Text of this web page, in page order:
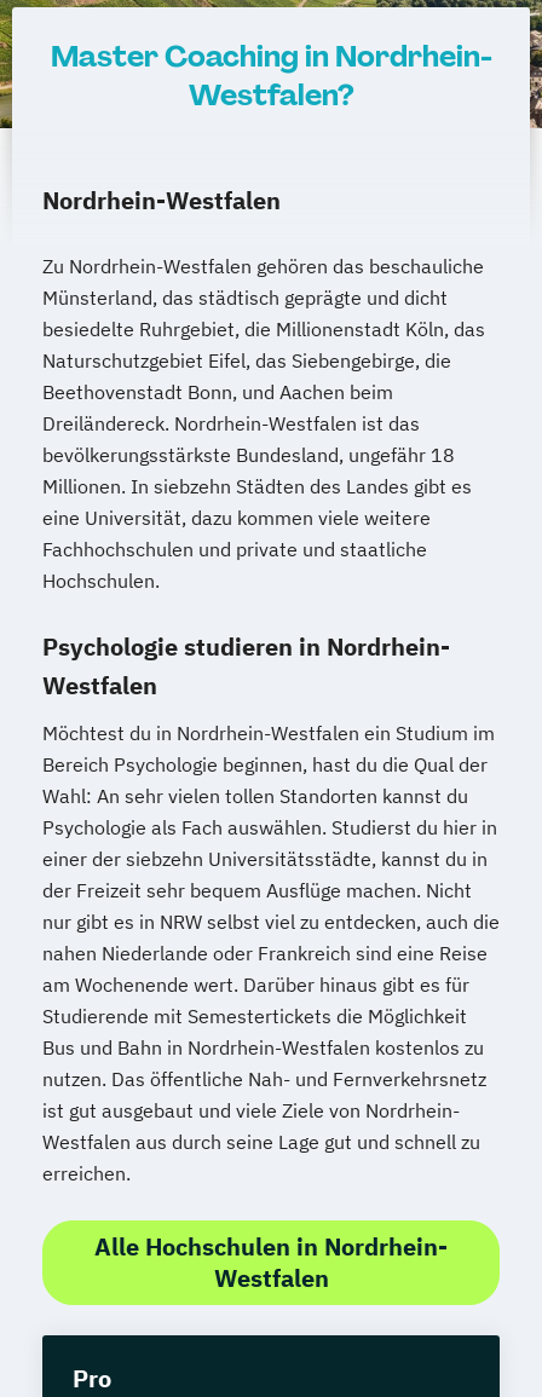
Master Coaching in Nordrhein-
Westfalen?
Nordrhein-Westfalen
Zu Nordrhein-Westfalen gehören das beschauliche
Münsterland, das städtisch geprägte und dicht
besiedelte Ruhrgebiet, die Millionenstadt Köln, das
Naturschutzgebiet Eifel, das Siebengebirge, die
Beethovenstadt Bonn, und Aachen beim
Dreiländereck. Nordrhein-Westfalen ist das
bevölkerungsstärkste Bundesland, ungefähr 18
Millionen. In siebzehn Städten des Landes gibt es
eine Universität, dazu kommen viele weitere
Fachhochschulen und private und staatliche
Hochschulen.
Psychologie studieren in Nordrhein-
Westfalen
Möchtest du in Nordrhein-Westfalen ein Studium im
Bereich Psychologie beginnen, hast du die Qual der
Wahl: An sehr vielen tollen Standorten kannst du
Psychologie als Fach auswählen. Studierst du hier in
einer der siebzehn Universitätsstädte, kannst du in
der Freizeit sehr bequem Ausflüge machen. Nicht
nur gibt es in NRW selbst viel zu entdecken, auch die
nahen Niederlande oder Frankreich sind eine Reise
am Wochenende wert. Darüber hinaus gibt es für
Studierende mit Semestertickets die Möglichkeit
Bus und Bahn in Nordrhein-Westfalen kostenlos zu
nutzen. Das öffentliche Nah- und Fernverkehrsnetz
ist gut ausgebaut und viele Ziele von Nordrhein-
Westfalen aus durch seine Lage gut und schnell zu
erreichen.
Alle Hochschulen in Nordrhein-
Westfalen
Pro